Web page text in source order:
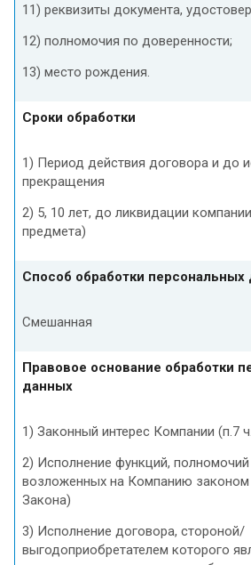
11) реквизиты документа,
12) полномочия по доверенности;
13) место рождения.
Сроки обработки
1) Период действия договора и до
прекращения
2) 5, 10 лет, до ликвидации
предмета)
Способ обработки персональных
Смешанная
Правовое основание обработки
данных
1) Законный интерес Компании (п.7
2) Исполнение функций, полномочий
возложенных на Компанию законом
Закона)
3) Исполнение договора, стороной/
выгодоприобретателем которого